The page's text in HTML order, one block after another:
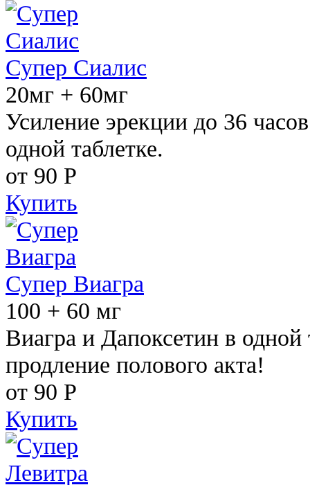
Супер Сиалис
20мг + 60мг
Усиление эрекции до 36
одной таблетке.
от 90 Р
Купить
Супер Виагра
100 + 60 мг
Виагра и Дапоксетин в одной
продление полового акта!
от 90 Р
Купить